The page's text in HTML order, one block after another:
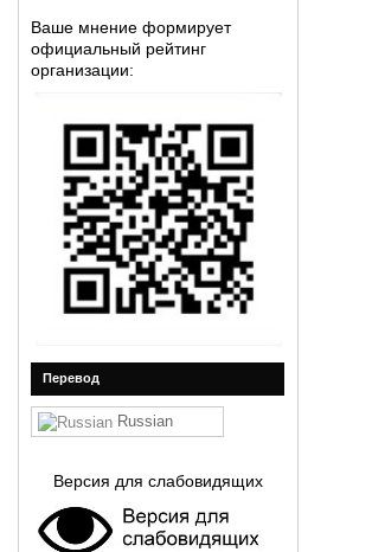
Ваше мнение формирует
официальный рейтинг
организации:
Перевод
Russian
Версия для слабовидящих